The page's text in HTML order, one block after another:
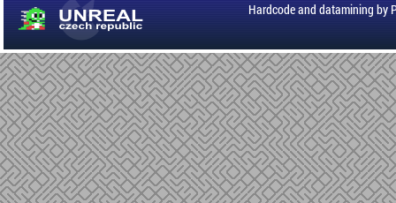
Hardcode and datamining by